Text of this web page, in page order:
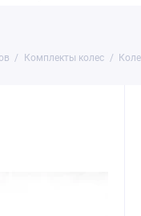
Комплекты колес